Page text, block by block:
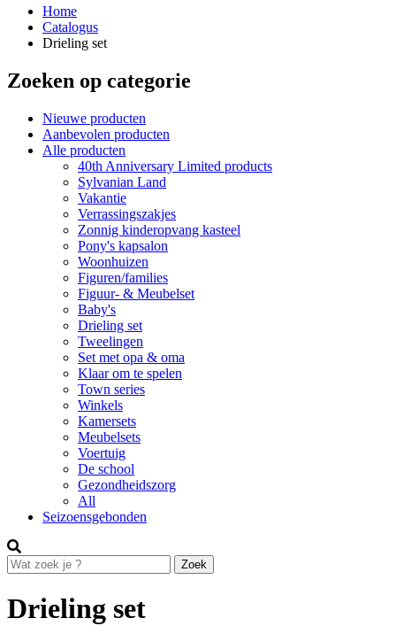
Home
Catalogus
Drieling set
Zoeken op categorie
Nieuwe producten
Aanbevolen producten
Alle producten
40th Anniversary Limited products
Sylvanian Land
Vakantie
Verrassingszakjes
Zonnig kinderopvang kasteel
Pony's kapsalon
Woonhuizen
Figuren/families
Figuur- & Meubelset
Baby's
Drieling set
Tweelingen
Set met opa & oma
Klaar om te spelen
Town series
Winkels
Kamersets
Meubelsets
Voertuig
De school
Gezondheidszorg
All
Seizoensgebonden
Drieling set